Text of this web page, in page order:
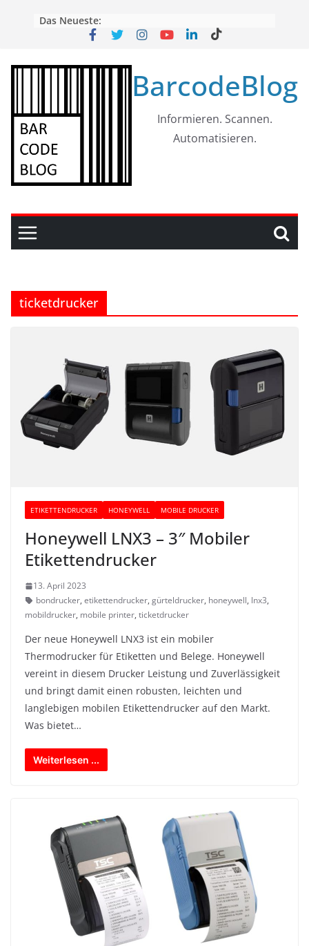
Das Neueste:
BarcodeBlog
Informieren. Scannen.
Automatisieren.
ticketdrucker
ETIKETTENDRUCKER HONEYWELL MOBILE DRUCKER
Honeywell LNX3 – 3″ Mobiler
Etikettendrucker
13. April 2023
bondrucker, etikettendrucker, gürteldrucker, honeywell, lnx3,
mobildrucker, mobile printer, ticketdrucker
Der neue Honeywell LNX3 ist ein mobiler
Thermodrucker für Etiketten und Belege. Honeywell
vereint in diesem Drucker Leistung und Zuverlässigkeit
und bringt damit einen robusten, leichten und
langlebigen mobilen Etikettendrucker auf den Markt.
Was bietet…
Weiterlesen ...